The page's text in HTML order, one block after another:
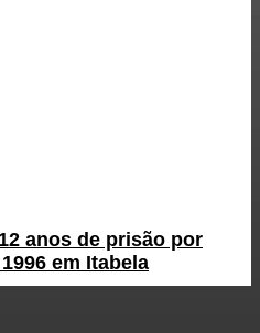
anos de prisão por
em Itabela